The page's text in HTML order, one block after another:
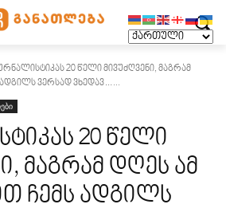
20 წელი მივუძღვენი, მაგრამ
ვერსად ვხედავ…...
20 წელი
მაგრამ დღეს ამ
ჩემს ადგილს